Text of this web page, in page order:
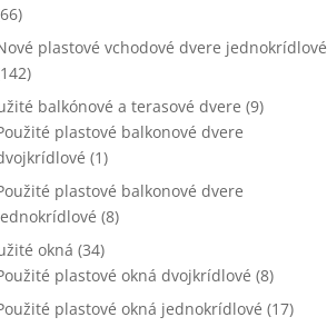
plastové vchodové dvere jednokrídlové
balkónové a terasové dvere (9)
plastové balkonové dvere
(1)
plastové balkonové dvere
(8)
okná (34)
plastové okná dvojkrídlové (8)
plastové okná jednokrídlové (17)